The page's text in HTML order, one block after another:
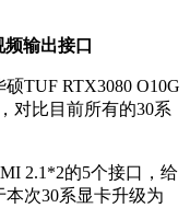
输出接口
TUF RTX3080 O10G
对比目前所有的30系
2.1*2的5个接口，给
次30系显卡升级为